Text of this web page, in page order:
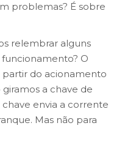
problemas? É sobre
relembrar alguns
O
do acionamento
a chave de
envia a corrente
Mas não para